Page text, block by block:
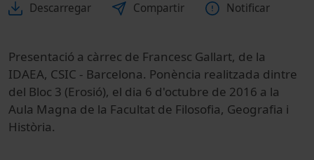
Descarregar Compartir Notificar
Presentació a càrrec de Francesc Gallart, de la
IDAEA, CSIC - Barcelona. Ponència realitzada dintre
del Bloc 3 (Erosió), el dia 6 d'octubre de 2016 a la
Aula Magna de la Facultat de Filosofia, Geografia i
Història.